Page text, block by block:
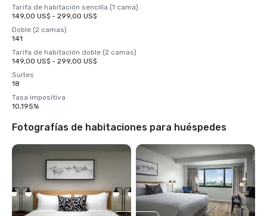
Tarifa de habitación sencilla (1 cama)
149,00 US$ - 299,00 US$
Doble (2 camas)
141
Tarifa de habitación doble (2 camas)
149,00 US$ - 299,00 US$
Suites
18
Tasa impositiva
10,195%
Fotografías de habitaciones para huéspedes